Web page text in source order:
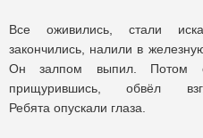
Все оживились, стали
закончились, налили в
Он залпом выпил. Потом
прищурившись, обвёл
Ребята опускали глаза.